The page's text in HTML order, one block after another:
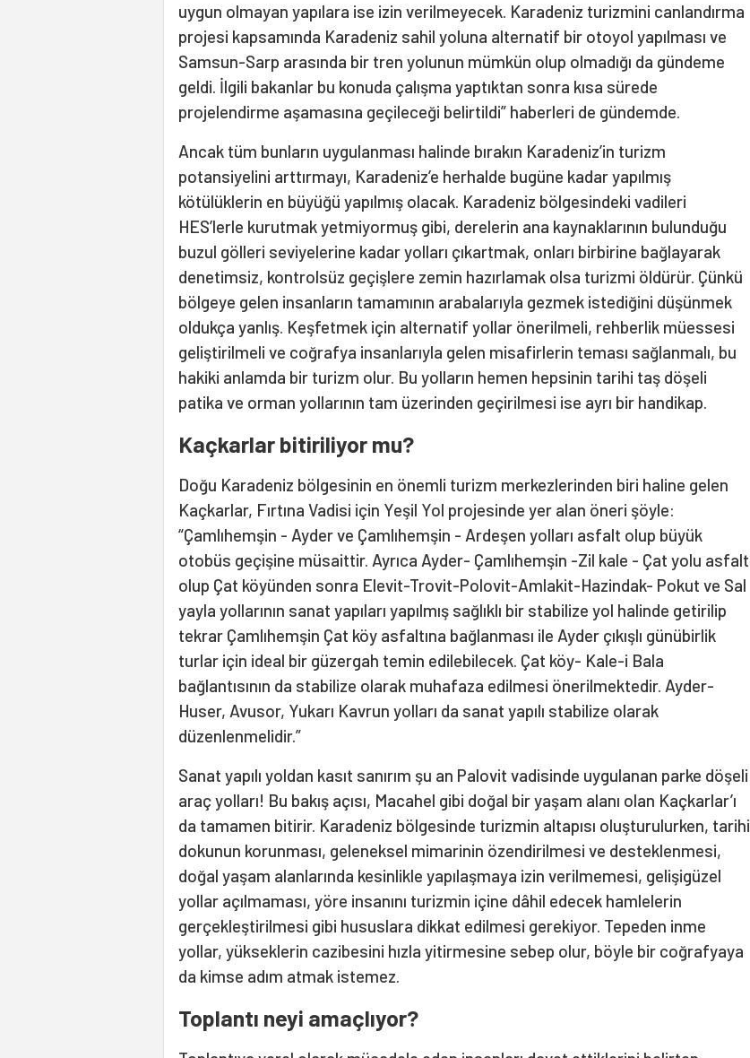
uygun olmayan yapılara ise izin verilmeyecek. Karadeniz turizmini canlandırma
projesi kapsamında Karadeniz sahil yoluna alternatif bir otoyol yapılması ve
Samsun-Sarp arasında bir tren yolunun mümkün olup olmadığı da gündeme
geldi. İlgili bakanlar bu konuda çalışma yaptıktan sonra kısa sürede
projelendirme aşamasına geçileceği belirtildi” haberleri de gündemde.
Ancak tüm bunların uygulanması halinde bırakın Karadeniz’in turizm
potansiyelini arttırmayı, Karadeniz’e herhalde bugüne kadar yapılmış
kötülüklerin en büyüğü yapılmış olacak. Karadeniz bölgesindeki vadileri
HES’lerle kurutmak yetmiyormuş gibi, derelerin ana kaynaklarının bulunduğu
buzul gölleri seviyelerine kadar yolları çıkartmak, onları birbirine bağlayarak
denetimsiz, kontrolsüz geçişlere zemin hazırlamak olsa turizmi öldürür. Çünkü
bölgeye gelen insanların tamamının arabalarıyla gezmek istediğini düşünmek
oldukça yanlış. Keşfetmek için alternatif yollar önerilmeli, rehberlik müessesi
geliştirilmeli ve coğrafya insanlarıyla gelen misafirlerin teması sağlanmalı, bu
hakiki anlamda bir turizm olur. Bu yolların hemen hepsinin tarihi taş döşeli
patika ve orman yollarının tam üzerinden geçirilmesi ise ayrı bir handikap.
Kaçkarlar bitiriliyor mu?
Doğu Karadeniz bölgesinin en önemli turizm merkezlerinden biri haline gelen
Kaçkarlar, Fırtına Vadisi için Yeşil Yol projesinde yer alan öneri şöyle:
“Çamlıhemşin - Ayder ve Çamlıhemşin - Ardeşen yolları asfalt olup büyük
otobüs geçişine müsaittir. Ayrıca Ayder- Çamlıhemşin -Zil kale - Çat yolu asfalt
olup Çat köyünden sonra Elevit-Trovit-Polovit-Amlakit-Hazindak- Pokut ve Sal
yayla yollarının sanat yapıları yapılmış sağlıklı bir stabilize yol halinde getirilip
tekrar Çamlıhemşin Çat köy asfaltına bağlanması ile Ayder çıkışlı günübirlik
turlar için ideal bir güzergah temin edilebilecek. Çat köy- Kale-i Bala
bağlantısının da stabilize olarak muhafaza edilmesi önerilmektedir. Ayder-
Huser, Avusor, Yukarı Kavrun yolları da sanat yapılı stabilize olarak
düzenlenmelidir.”
Sanat yapılı yoldan kasıt sanırım şu an Palovit vadisinde uygulanan parke döşeli
araç yolları! Bu bakış açısı, Macahel gibi doğal bir yaşam alanı olan Kaçkarlar’ı
da tamamen bitirir. Karadeniz bölgesinde turizmin altapısı oluşturulurken, tarihi
dokunun korunması, geleneksel mimarinin özendirilmesi ve desteklenmesi,
doğal yaşam alanlarında kesinlikle yapılaşmaya izin verilmemesi, gelişigüzel
yollar açılmaması, yöre insanını turizmin içine dâhil edecek hamlelerin
gerçekleştirilmesi gibi hususlara dikkat edilmesi gerekiyor. Tepeden inme
yollar, yükseklerin cazibesini hızla yitirmesine sebep olur, böyle bir coğrafyaya
da kimse adım atmak istemez.
Toplantı neyi amaçlıyor?